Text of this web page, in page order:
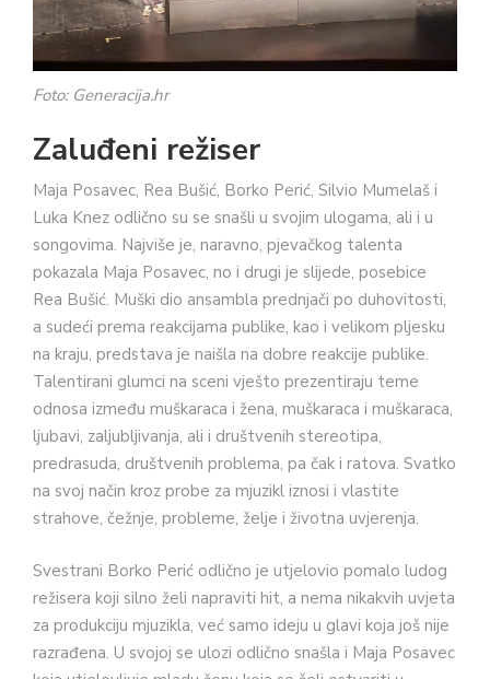
Foto: Generacija.hr
Zaluđeni režiser
Maja Posavec, Rea Bušić, Borko Perić, Silvio Mumelaš i
Luka Knez odlično su se snašli u svojim ulogama, ali i u
songovima. Najviše je, naravno, pjevačkog talenta
pokazala Maja Posavec, no i drugi je slijede, posebice
Rea Bušić. Muški dio ansambla prednjači po duhovitosti,
a sudeći prema reakcijama publike, kao i velikom pljesku
na kraju, predstava je naišla na dobre reakcije publike.
Talentirani glumci na sceni vješto prezentiraju teme
odnosa između muškaraca i žena, muškaraca i muškaraca,
ljubavi, zaljubljivanja, ali i društvenih stereotipa,
predrasuda, društvenih problema, pa čak i ratova. Svatko
na svoj način kroz probe za mjuzikl iznosi i vlastite
strahove, čežnje, probleme, želje i životna uvjerenja.
Svestrani Borko Perić odlično je utjelovio pomalo ludog
režisera koji silno želi napraviti hit, a nema nikakvih uvjeta
za produkciju mjuzikla, već samo ideju u glavi koja još nije
razrađena. U svojoj se ulozi odlično snašla i Maja Posavec